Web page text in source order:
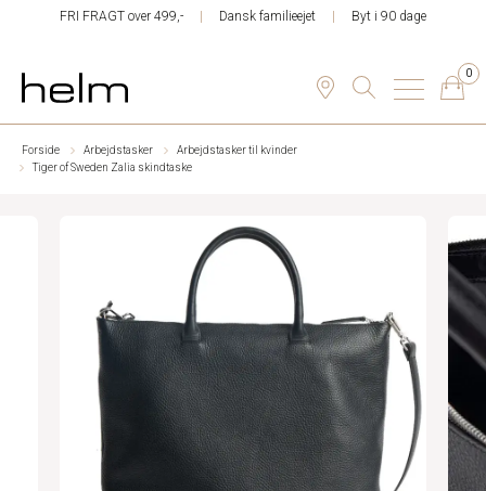
FRI FRAGT over 499,- Dansk familieejet Byt i 90 dage
0
Forside Arbejdstasker
Arbejdstasker til kvinder
Tiger of Sweden Zalia skindtaske